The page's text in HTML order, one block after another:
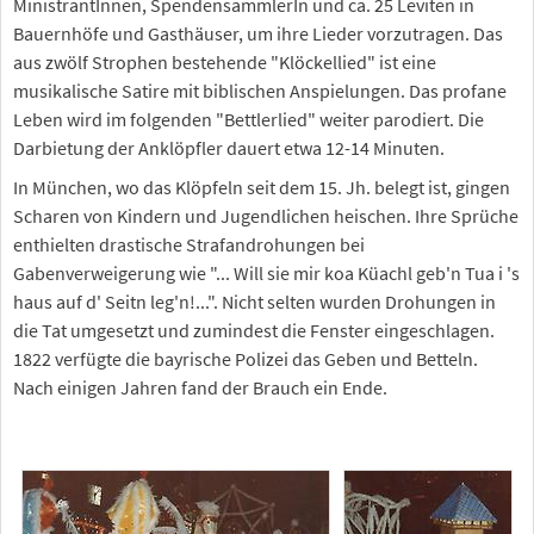
Bauernhöfe und Gasthäuser, um ihre Lieder vorzutragen. Das
aus zwölf Strophen bestehende "Klöckellied" ist eine
musikalische Satire mit biblischen Anspielungen. Das profane
Leben wird im folgenden "Bettlerlied" weiter parodiert. Die
Darbietung der Anklöpfler dauert etwa 12-14 Minuten.
In München, wo das Klöpfeln seit dem 15. Jh. belegt ist, gingen
Scharen von Kindern und Jugendlichen heischen. Ihre Sprüche
enthielten drastische Strafandrohungen bei
Gabenverweigerung wie "... Will sie mir koa Küachl geb'n Tua i 's
haus auf d' Seitn leg'n!...". Nicht selten wurden Drohungen in
die Tat umgesetzt und zumindest die Fenster eingeschlagen.
1822 verfügte die bayrische Polizei das Geben und Betteln.
Nach einigen Jahren fand der Brauch ein Ende.